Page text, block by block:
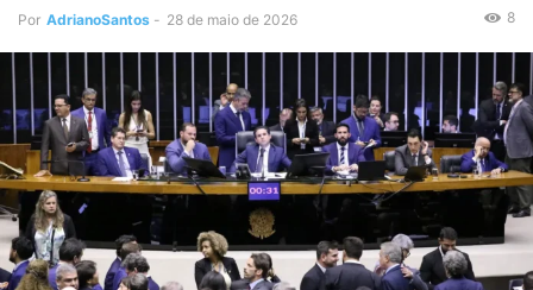
Por AdrianoSantos - 28 de maio de 2026 8